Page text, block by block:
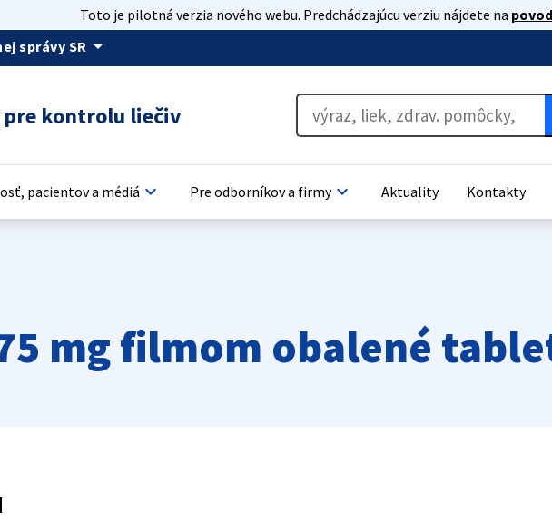
Toto je pilotná verzia nového webu. Predchádzajúcu verziu nájdete na
správy SR arrow_drop_down
kontrolu liečiv
pacientov a médiá keyboard_arrow_down Pre odborníkov a firmykeyboard_arrow_down Aktuality Kontakty
mg filmom obalené